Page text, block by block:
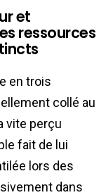
et
ressources
en trois
collé au
vite perçu
fait de lui
lors des
dans